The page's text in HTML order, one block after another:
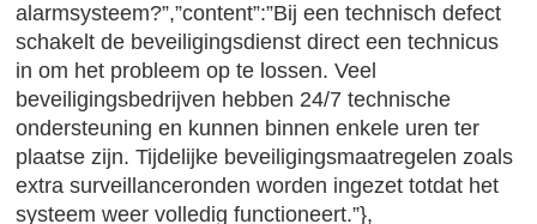
alarmsysteem?”,”content”:”Bij een technisch defect
schakelt de beveiligingsdienst direct een technicus
in om het probleem op te lossen. Veel
beveiligingsbedrijven hebben 24/7 technische
ondersteuning en kunnen binnen enkele uren ter
plaatse zijn. Tijdelijke beveiligingsmaatregelen zoals
extra surveillanceronden worden ingezet totdat het
systeem weer volledig functioneert.”},